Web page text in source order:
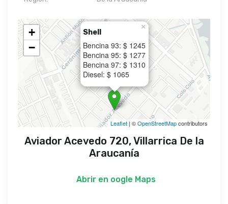
Shell
Bencina 93: $ 1245
Bencina 95: $ 1277
Bencina 97: $ 1310
Diesel: $ 1065
×
+
−
Leaflet | ©OpenStreetMapcontributors
Aviador Acevedo 720, Villarrica De la
Araucanía
Abrir en oogle Maps